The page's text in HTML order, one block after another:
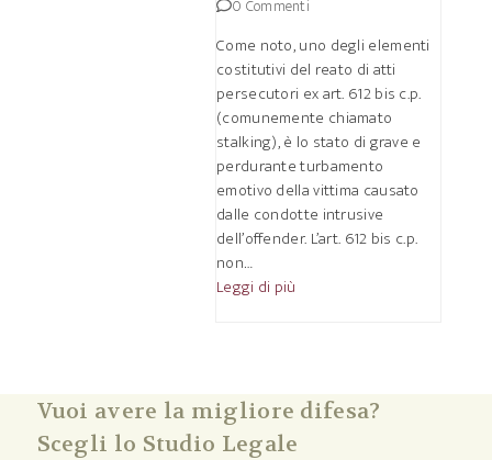
0 Commenti
Come noto, uno degli elementi
costitutivi del reato di atti
persecutori ex art. 612 bis c.p.
(comunemente chiamato
stalking), è lo stato di grave e
perdurante turbamento
emotivo della vittima causato
dalle condotte intrusive
dell’offender. L’art. 612 bis c.p.
non…
Leggi di più
Vuoi avere la migliore difesa?
Scegli lo Studio Legale